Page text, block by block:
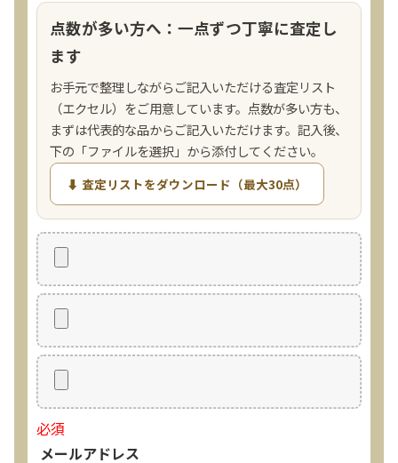
点数が多い方へ：一点ずつ丁寧に査定し
ます
お手元で整理しながらご記入いただける査定リスト
（エクセル）をご用意しています。点数が多い方も、
まずは代表的な品からご記入いただけます。記入後、
下の「ファイルを選択」から添付してください。
⬇ 査定リストをダウンロード（最大30点）
必須
メールアドレス